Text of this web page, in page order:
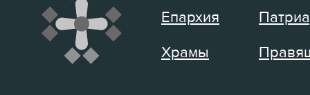
Епархия
Храмы